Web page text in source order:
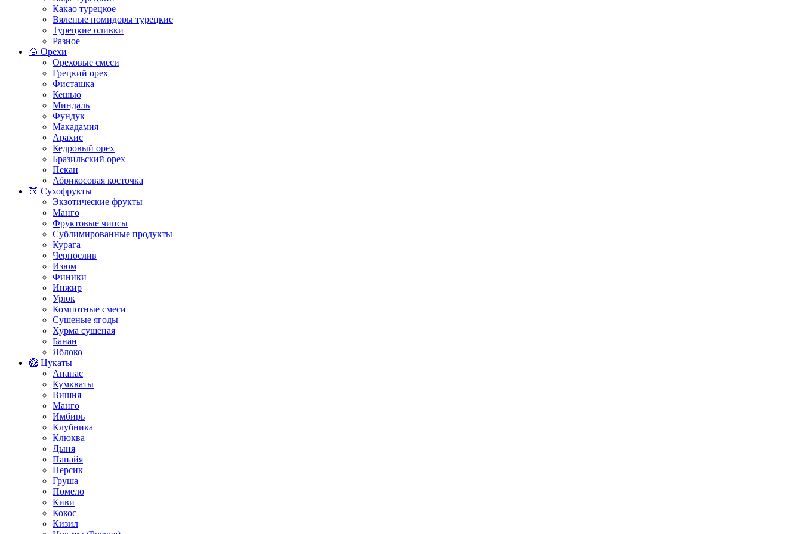
Какао турецкое
Вяленые помидоры турецкие
Турецкие оливки
Разное
🌰 Орехи
Ореховые смеси
Грецкий орех
Фисташка
Кешью
Миндаль
Фундук
Макадамия
Арахис
Кедровый орех
Бразильский орех
Пекан
Абрикосовая косточка
🍑 Сухофрукты
Экзотические фрукты
Манго
Фруктовые чипсы
Сублимированные продукты
Курага
Чернослив
Изюм
Финики
Инжир
Урюк
Компотные смеси
Сушеные ягоды
Хурма сушеная
Банан
Яблоко
🥝 Цукаты
Ананас
Кумкваты
Вишня
Манго
Имбирь
Клубника
Клюква
Дыня
Папайя
Персик
Груша
Помело
Киви
Кокос
Кизил